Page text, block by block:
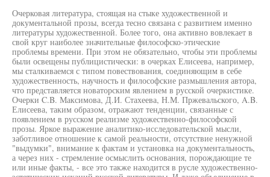
Очерковая литература, стоящая на стыке художественной и
документальной прозы, всегда тесно связана с развитием именно
литературы художественной. Более того, она активно вовлекает в
свой круг наиболее значительные философско-этические
проблемы времени. При этом не обязательно, чтобы эти проблемы
были освещены публицистически: в очерках Елисеева, например,
мы сталкиваемся с типом повествования, соединяющим в себе
художественность, научность и философские размышления автора,
что представляется новаторским явлением в русской очеркистике.
Очерки C.B. Максимова, Д.И. Стахеева, Н.М. Пржевальского, A.B.
Елисеева, таким образом, отражают тенденции, связанные с
появлением в русском реализме художественно-философской
прозы. Яркое выражение аналитико-исследовательской мысли,
заботливое отношение к самой реальности, отсутствие ненужной
"выдумки", внимание к фактам и установка на документальность,
а через них - стремление осмыслить основания, порождающие те
или иные факты, - все это также находится в русле художественно-